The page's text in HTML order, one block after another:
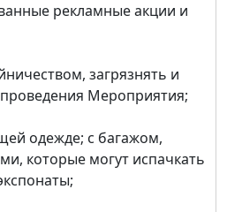
рекламные акции и
загрязнять и
Мероприятия;
одежде; с багажом,
которые могут испачкать